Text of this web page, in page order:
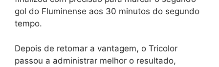
gol do Fluminense aos 30 minutos do segundo
tempo.
Depois de retomar a vantagem, o Tricolor
passou a administrar melhor o resultado,